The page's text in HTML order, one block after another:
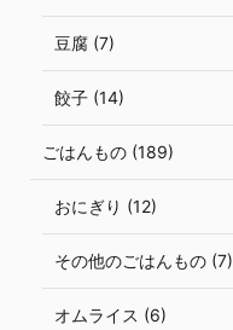
豆腐 (7)
餃子 (14)
ごはんもの (189)
おにぎり (12)
その他のごはんもの (7)
オムライス (6)